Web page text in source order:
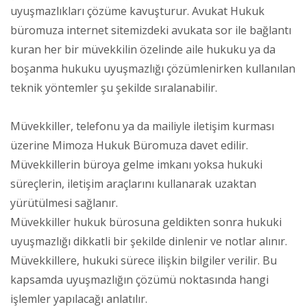
uyuşmazlıkları çözüme kavuşturur. Avukat Hukuk
büromuza internet sitemizdeki avukata sor ile bağlantı
kuran her bir müvekkilin özelinde aile hukuku ya da
boşanma hukuku uyuşmazlığı çözümlenirken kullanılan
teknik yöntemler şu şekilde sıralanabilir.
Müvekkiller, telefonu ya da mailiyle iletişim kurması
üzerine Mimoza Hukuk Büromuza davet edilir.
Müvekkillerin büroya gelme imkanı yoksa hukuki
süreçlerin, iletişim araçlarını kullanarak uzaktan
yürütülmesi sağlanır.
Müvekkiller hukuk bürosuna geldikten sonra hukuki
uyuşmazlığı dikkatli bir şekilde dinlenir ve notlar alınır.
Müvekkillere, hukuki sürece ilişkin bilgiler verilir. Bu
kapsamda uyuşmazlığın çözümü noktasında hangi
işlemler yapılacağı anlatılır.